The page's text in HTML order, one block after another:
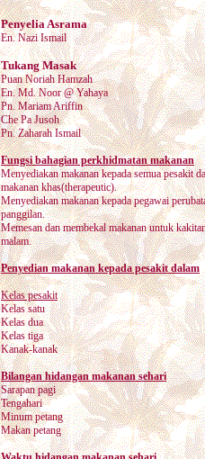
Penyelia Asrama
En. Nazi Ismail
Tukang Masak
Puan Noriah Hamzah
En. Md. Noor @ Yahaya
Pn. Mariam Ariffin
Che Pa Jusoh
Pn. Zaharah Ismail
Fungsi bahagian perkhidmatan makanan
Menyediakan makanan kepada semua pesakit
makanan khas(therapeutic).
Menyediakan makanan kepada pegawai
panggilan.
Memesan dan membekal makanan untuk
malam.
Penyedian makanan kepada pesakit dalam
Kelas pesakit
Kelas satu
Kelas dua
Kelas tiga
Kanak-kanak
Bilangan hidangan makanan sehari
Sarapan pagi
Tengahari
Minum petang
Makan petang